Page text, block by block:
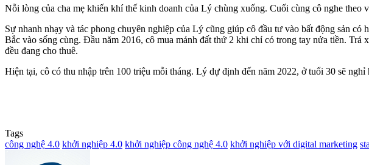
Nỗi lòng của cha mẹ khiến khí thế kinh doanh của Lý chùng xuống. Cuối cùng cô nghe theo
Sự nhanh nhạy và tác phong chuyên nghiệp của Lý cũng giúp cô đầu tư vào bất động sản
Bắc vào sống cùng. Đầu năm 2016, cô mua mảnh đất thứ 2 khi chỉ có trong tay nửa tiền.
đều đang cho thuê.
Hiện tại, cô có thu nhập trên 100 triệu mỗi tháng. Lý dự định đến năm 2022, ở tuổi 30 sẽ
Tags
công nghệ 4.0 khởi nghiệp 4.0 khởi nghiệp công nghệ 4.0 khởi nghiệp với digital marketing